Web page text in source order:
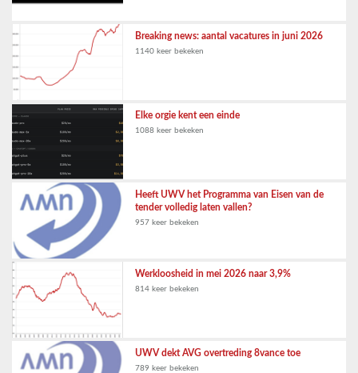
Breaking news: aantal vacatures in juni 2026
1140 keer bekeken
Elke orgie kent een einde
1088 keer bekeken
Heeft UWV het Programma van Eisen van de
tender volledig laten vallen?
957 keer bekeken
Werkloosheid in mei 2026 naar 3,9%
814 keer bekeken
UWV dekt AVG overtreding 8vance toe
789 keer bekeken